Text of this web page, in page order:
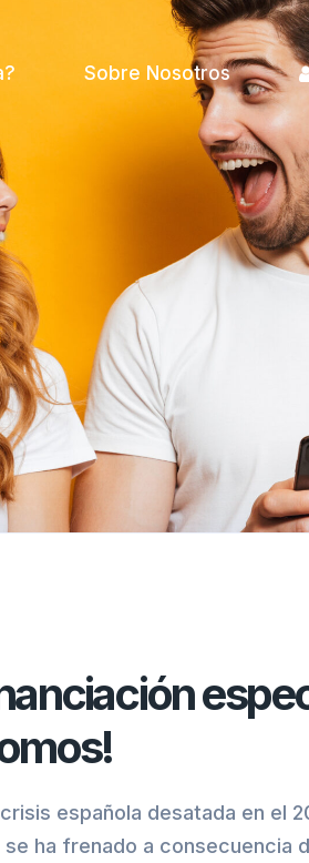
Sobre Nosotros
española desatada en el
ha frenado a consecuencia